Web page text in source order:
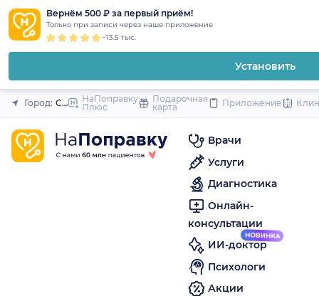
Вернём 500 ₽ за первый приём!
Только при записи через наше приложение
~13.5 тыс.
Установить
Закрыть
Город: Санкт-Петербург
НаПоправку
Плюс
Подарочная
карта
Приложение
Врачи
Услуги
Диагностика
Онлайн-
консультации
ИИ-доктор
Психологи
Акции